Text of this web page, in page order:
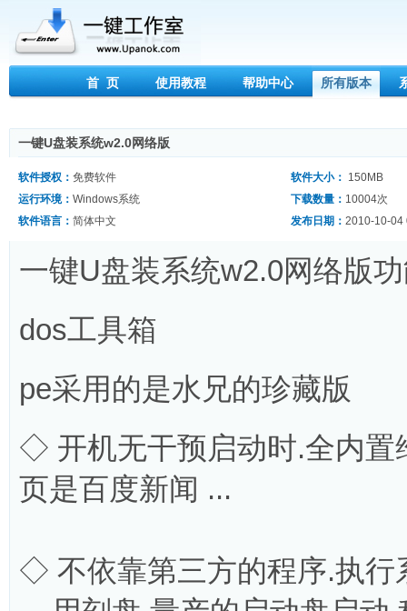
首 页 使用教程 帮助中心 所有版本
一键U盘装系统w2.0网络版
软件授权： 免费软件 软件大小： 150MB
运行环境： Windows系统 下载数量： 10004次
软件语言： 简体中文 发布日期： 2010-10-04
一键U盘装系统w2.0网络版
dos工具箱
pe采用的是水兄的珍藏版
◇ 开机无干预启动时.全内置
页是百度新闻 ...
◇ 不依靠第三方的程序.执行